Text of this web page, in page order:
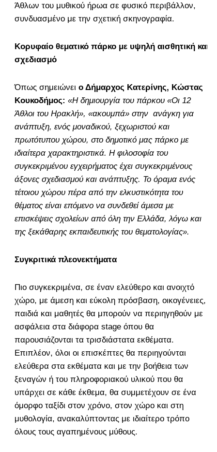
Άθλων του μυθικού ήρωα σε φυσικό περιβάλλον,
συνδυασμένο με την σχετική σκηνογραφία.
Κορυφαίο θεματικό πάρκο με υψηλή αισθητική και
σχεδιασμό
Όπως σημειώνει ο Δήμαρχος Κατερίνης, Κώστας
Κουκοδήμος: «Η δημιουργία του πάρκου «Οι 12
Άθλοι του Ηρακλή», «ακουμπά» στην ανάγκη για
ανάπτυξη, ενός μοναδικού, ξεχωριστού και
πρωτότυπου χώρου, στο δημοτικό μας πάρκο με
ιδιαίτερα χαρακτηριστικά. Η φιλοσοφία του
συγκεκριμένου εγχειρήματος έχει συγκεκριμένους
άξονες σχεδιασμού και ανάπτυξης. Το όραμα ενός
τέτοιου χώρου πέρα από την ελκυστικότητα του
θέματος είναι επόμενο να συνδεθεί άμεσα με
επισκέψεις σχολείων από όλη την Ελλάδα, λόγω και
της ξεκάθαρης εκπαιδευτικής του θεματολογίας».
Συγκριτικά πλεονεκτήματα
Πιο συγκεκριμένα, σε έναν ελεύθερο και ανοιχτό
χώρο, με άμεση και εύκολη πρόσβαση, οικογένειες,
παιδιά και μαθητές θα μπορούν να περιηγηθούν με
ασφάλεια στα διάφορα stage όπου θα
παρουσιάζονται τα τρισδιάστατα εκθέματα.
Επιπλέον, όλοι οι επισκέπτες θα περιηγούνται
ελεύθερα στα εκθέματα και με την βοήθεια των
ξεναγών ή του πληροφοριακού υλικού που θα
υπάρχει σε κάθε έκθεμα, θα συμμετέχουν σε ένα
όμορφο ταξίδι στον χρόνο, στον χώρο και στη
μυθολογία, ανακαλύπτοντας με ιδιαίτερο τρόπο
όλους τους αγαπημένους μύθους.